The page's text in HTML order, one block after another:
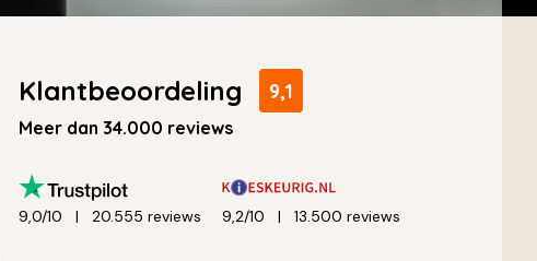
Klantbeoordeling 9,1
Meer dan 34.000 reviews
9,0/10 20.555 reviews 9,2/10 13.500 reviews